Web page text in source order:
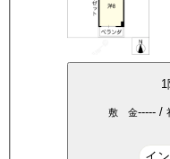
1
敷 金----- /
イ